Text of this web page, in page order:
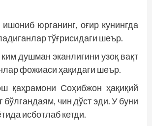
юрганинг, оғир кунингда
тўғрисидаги шеър.
душман эканлигини узоқ вақт
фожиаси ҳақидаги шеър.
қаҳрамони Соҳибжон ҳақиқий
бўлгандаям, чин дўст эди. У буни
исботлаб кетди.